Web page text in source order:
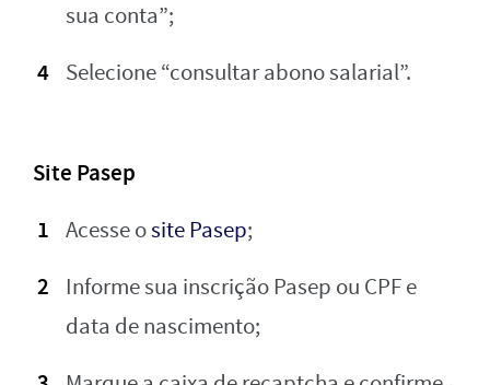
sua conta”;
Selecione “consultar abono salarial”.
Site Pasep
Acesse osite Pasep;
Informe sua inscrição Pasep ou CPF e
data de nascimento;